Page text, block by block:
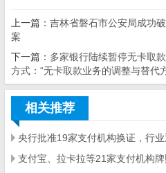
上一篇： 吉林省磐石市公安局成功
案
下一篇： 多家银行陆续暂停无卡取
方式：“无卡取款业务的调整与替代
相关推荐
央行批准19家支付机构换证，行